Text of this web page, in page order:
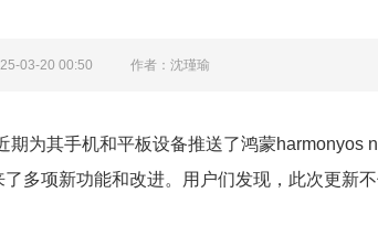
03-20 00:50 作者：沈瑾瑜
期为其手机和平板设备推送了鸿蒙harmonyos
了多项新功能和改进。用户们发现，此次更新